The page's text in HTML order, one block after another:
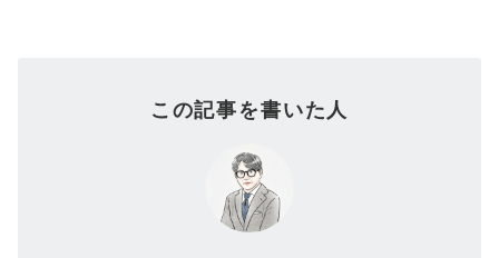
この記事を書いた人